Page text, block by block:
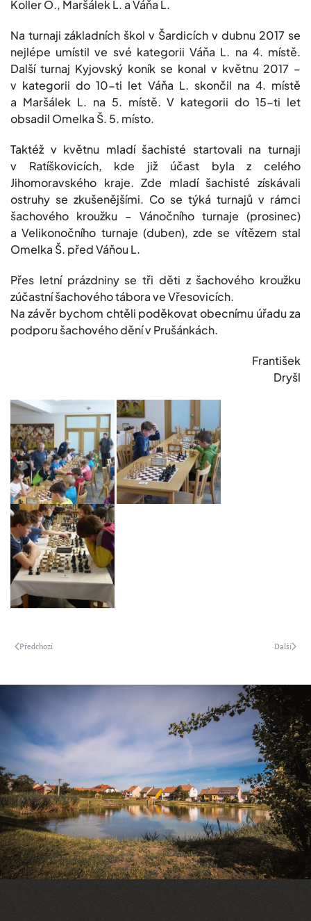
Koller O., Maršálek L. a Váňa L.
Na turnaji základních škol v Šardicích v dubnu 2017 se
nejlépe umístil ve své kategorii Váňa L. na 4. místě.
Další turnaj Kyjovský koník se konal v květnu 2017 –
v kategorii do 10-ti let Váňa L. skončil na 4. místě
a Maršálek L. na 5. místě. V kategorii do 15-ti let
obsadil Omelka Š. 5. místo.
Taktéž v květnu mladí šachisté startovali na turnaji
v Ratíškovicích, kde již účast byla z celého
Jihomoravského kraje. Zde mladí šachisté získávali
ostruhy se zkušenějšími. Co se týká turnajů v rámci
šachového kroužku – Vánočního turnaje (prosinec)
a Velikonočního turnaje (duben), zde se vítězem stal
Omelka Š. před Váňou L.
Přes letní prázdniny se tři děti z šachového kroužku
zúčastní šachového tábora ve Vřesovicích.
Na závěr bychom chtěli poděkovat obecnímu úřadu za
podporu šachového dění v Prušánkách.
František
Dryšl
Předchozí Další